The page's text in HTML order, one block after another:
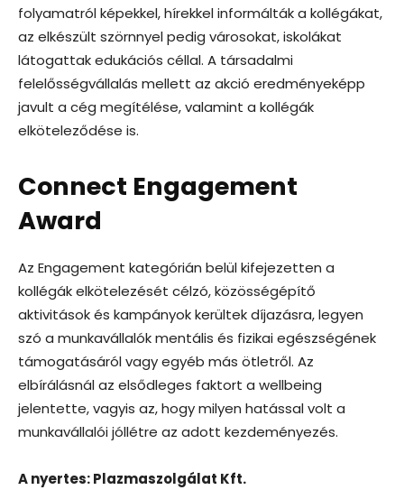
folyamatról képekkel, hírekkel informálták a kollégákat,
az elkészült szörnnyel pedig városokat, iskolákat
látogattak edukációs céllal. A társadalmi
felelősségvállalás mellett az akció eredményeképp
javult a cég megítélése, valamint a kollégák
elköteleződése is.
Connect Engagement
Award
Az Engagement kategórián belül kifejezetten a
kollégák elkötelezését célzó, közösségépítő
aktivitások és kampányok kerültek díjazásra, legyen
szó a munkavállalók mentális és fizikai egészségének
támogatásáról vagy egyéb más ötletről. Az
elbírálásnál az elsődleges faktort a wellbeing
jelentette, vagyis az, hogy milyen hatással volt a
munkavállalói jóllétre az adott kezdeményezés.
A nyertes: Plazmaszolgálat Kft.